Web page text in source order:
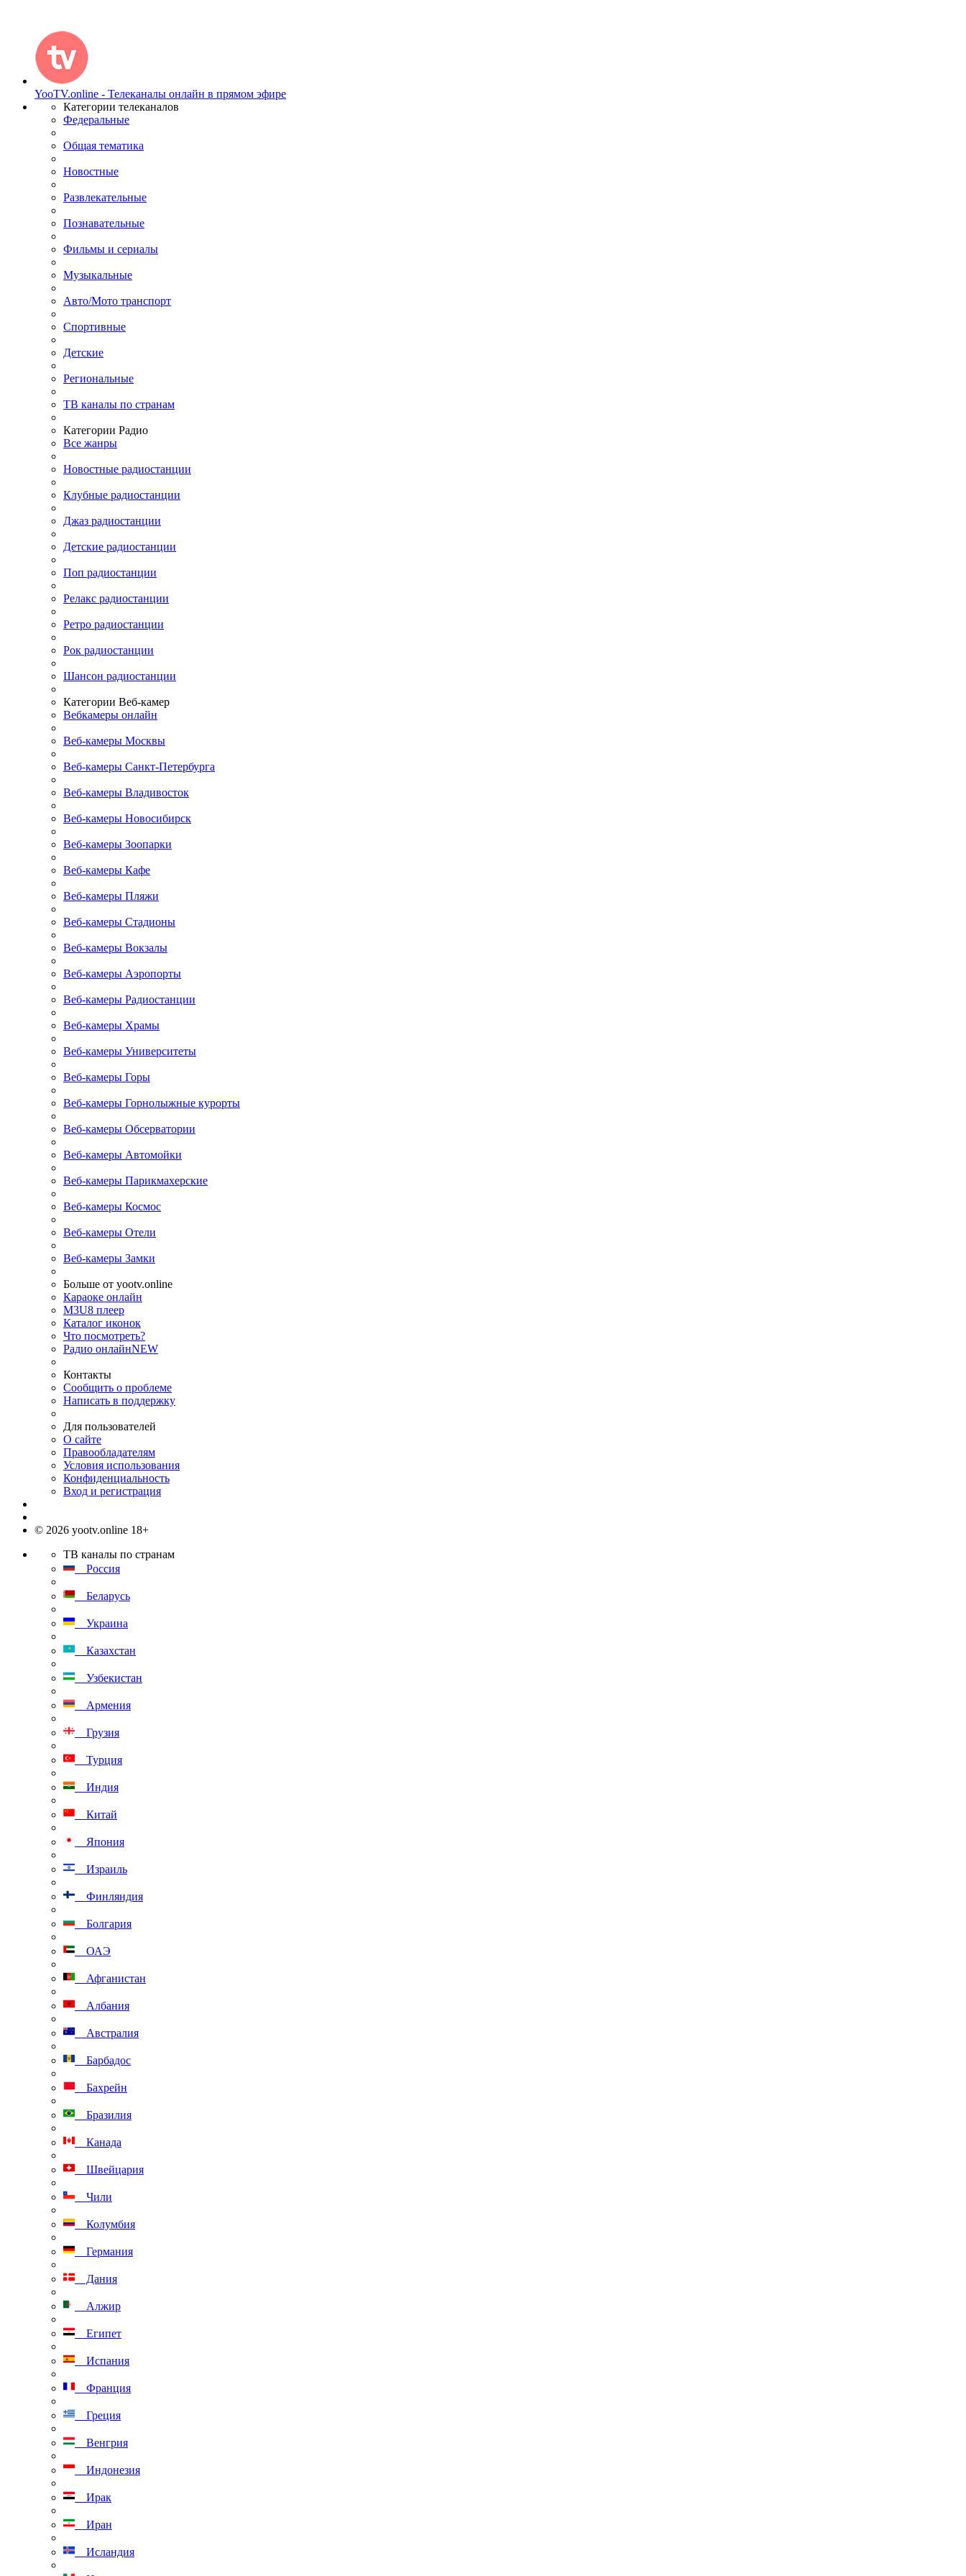
YooTV.online - Телеканалы онлайн в прямом эфире
Категории телеканалов
Федеральные
Общая тематика
Новостные
Развлекательные
Познавательные
Фильмы и сериалы
Музыкальные
Авто/Мото транспорт
Спортивные
Детские
Региональные
ТВ каналы по странам
Категории Радио
Все жанры
Новостные радиостанции
Клубные радиостанции
Джаз радиостанции
Детские радиостанции
Поп радиостанции
Релакс радиостанции
Ретро радиостанции
Рок радиостанции
Шансон радиостанции
Категории Веб-камер
Вебкамеры онлайн
Веб-камеры Москвы
Веб-камеры Санкт-Петербурга
Веб-камеры Владивосток
Веб-камеры Новосибирск
Веб-камеры Зоопарки
Веб-камеры Кафе
Веб-камеры Пляжи
Веб-камеры Стадионы
Веб-камеры Вокзалы
Веб-камеры Аэропорты
Веб-камеры Радиостанции
Веб-камеры Храмы
Веб-камеры Университеты
Веб-камеры Горы
Веб-камеры Горнолыжные курорты
Веб-камеры Обсерватории
Веб-камеры Автомойки
Веб-камеры Парикмахерские
Веб-камеры Космос
Веб-камеры Отели
Веб-камеры Замки
Больше от yootv.online
Караоке онлайн
M3U8 плеер
Каталог иконок
Что посмотреть?
Радио онлайнNEW
Контакты
Сообщить о проблеме
Написать в поддержку
Для пользователей
О сайте
Правообладателям
Условия использования
Конфиденциальность
Вход и регистрация
© 2026 yootv.online 18+
ТВ каналы по странам
Россия
Беларусь
Украина
Казахстан
Узбекистан
Армения
Грузия
Турция
Индия
Китай
Япония
Израиль
Финляндия
Болгария
ОАЭ
Афганистан
Албания
Австралия
Барбадос
Бахрейн
Бразилия
Канада
Швейцария
Чили
Колумбия
Германия
Дания
Алжир
Египет
Испания
Франция
Греция
Венгрия
Индонезия
Ирак
Иран
Исландия